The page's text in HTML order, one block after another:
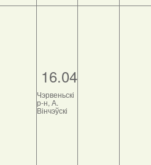
16.04
Чэрвеньскі
р-н, А.
Вінчэўскі